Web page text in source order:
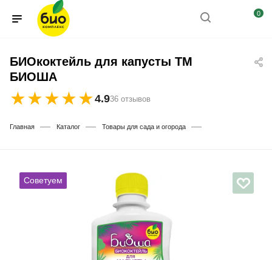
0
БИОкоктейль для капусты ТМ
БИОША
★★★★★4.936 отзывов
Главная — Каталог — Товары для сада и огорода —
Советуем